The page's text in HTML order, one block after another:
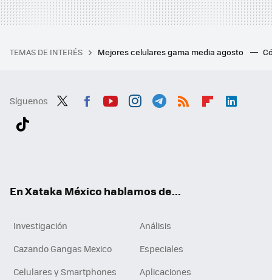
TEMAS DE INTERÉS Mejores celulares gama media agosto
Síguenos
En Xataka México hablamos de...
Investigación
Análisis
Cazando Gangas Mexico
Especiales
Celulares y Smartphones
Aplicaciones